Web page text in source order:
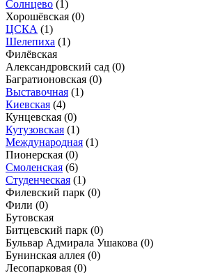
Солнцево (1)
Хорошёвская (0)
ЦСКА (1)
Шелепиха (1)
Филёвская
Александровский сад (0)
Багратионовская (0)
Выставочная (1)
Киевская (4)
Кунцевская (0)
Кутузовская (1)
Международная (1)
Пионерская (0)
Смоленская (6)
Студенческая (1)
Филевский парк (0)
Фили (0)
Бутовская
Битцевский парк (0)
Бульвар Адмирала Ушакова (0)
Бунинская аллея (0)
Лесопарковая (0)